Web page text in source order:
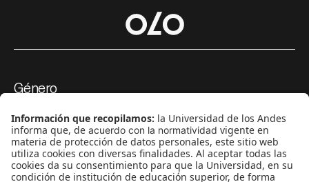
Género
Cultura
Medio ambiente
Medios y periodismo